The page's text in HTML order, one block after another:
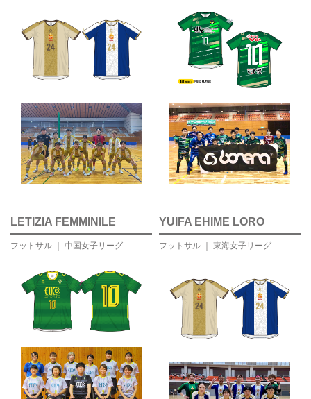
LETIZIA FEMMINILE
フットサル ｜ 中国女子リーグ
YUIFA EHIME LORO
フットサル ｜ 東海女子リーグ